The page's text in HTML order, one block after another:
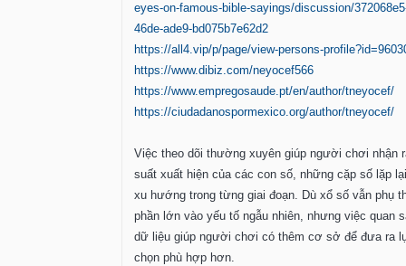
eyes-on-famous-bible-sayings/discussion/
46de-ade9-bd075b7e62d2
https://all4.vip/p/page/view-persons-
https://www.dibiz.com/neyocef566
https://www.empregosaude.pt/en/author/tneyocef/
https://ciudadanospormexico.org/author/tneyocef/
Việc theo dõi thường xuyên giúp người chơi nhận
suất xuất hiện của các con số, những cặp số lặp
xu hướng trong từng giai đoạn. Dù xổ số vẫn phụ
phần lớn vào yếu tố ngẫu nhiên, nhưng việc quan
dữ liệu giúp người chơi có thêm cơ sở để đưa ra
chọn phù hợp hơn.